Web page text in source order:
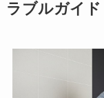
ラブルガイド